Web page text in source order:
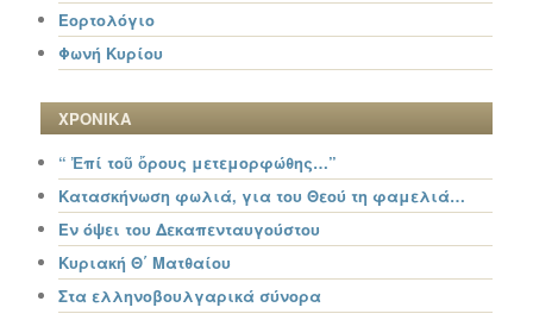
Εορτολόγιο
Φωνή Κυρίου
ΧΡΟΝΙΚΑ
“ Ἐπί τοῦ ὄρους μετεμορφώθης…”
Κατασκήνωση φωλιά, για του Θεού τη φαμελιά…
Εν όψει του Δεκαπενταυγούστου
Κυριακή Θ΄ Ματθαίου
Στα ελληνοβουλγαρικά σύνορα